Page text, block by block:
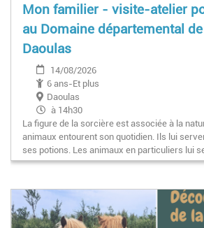
Mon familier - visite-atelier
au Domaine départemental
Daoulas
14/08/2026
6 ans-Et plus
Daoulas
à 14h30
La figure de la sorcière est associée à la
animaux entourent son quotidien. Ils lui
ses potions. Les animaux en particuliers lui